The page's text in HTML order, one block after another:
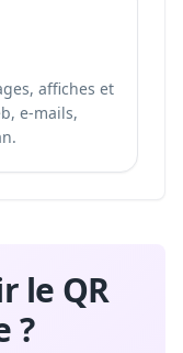
affiches et
e-mails,
le QR
?